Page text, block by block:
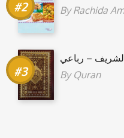
ByRachida
– رباعي
By Quran